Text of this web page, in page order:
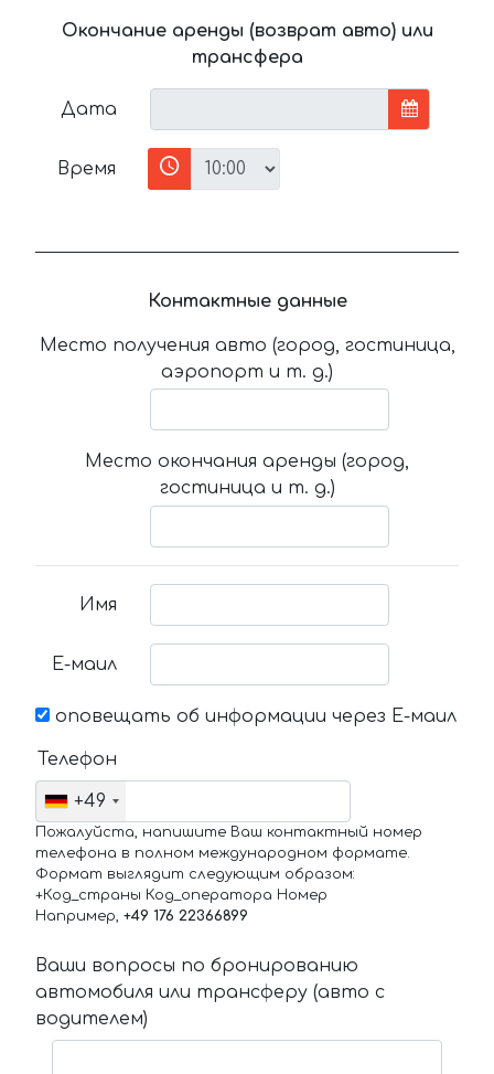
Окончание аренды (возврат авто) или
трансфера
Дата
Время
Контактные данные
Место получения авто (город, гостиница,
аэропорт и т. д.)
Место окончания аренды (город,
гостиница и т. д.)
Имя
Е-маил
оповещать об информации через Е-маил
Телефон
+49
Пожалуйста, напишите Ваш контактный номер
телефона в полном международном формате.
Формат выглядит следующим образом:
+Код_страны Код_оператора Номер
Например, +49 176 22366899
Ваши вопросы по бронированию
автомобиля или трансферу (авто с
водителем)